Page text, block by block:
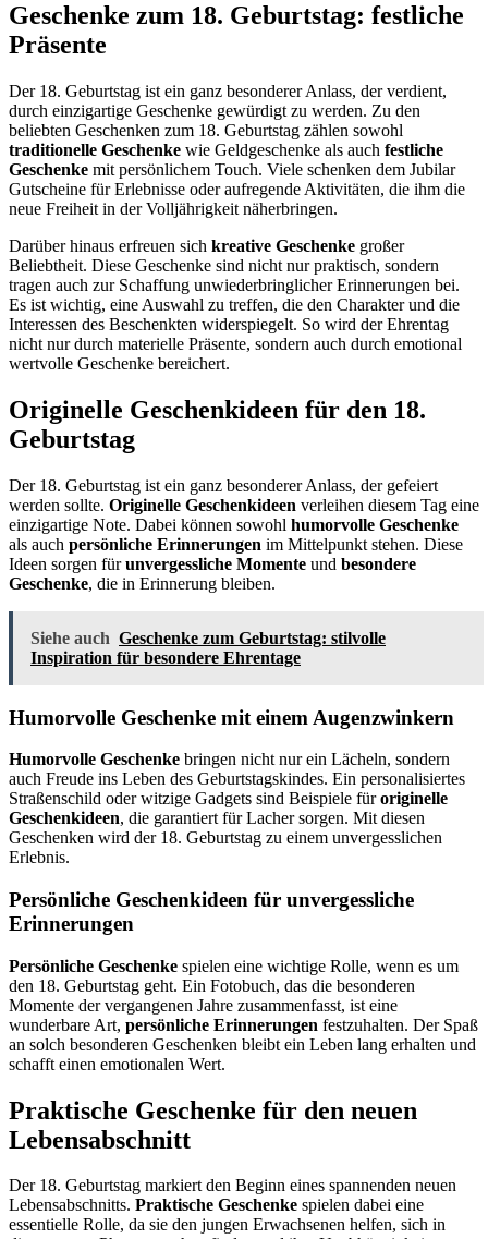
Geschenke zum 18. Geburtstag: festliche
Präsente
Der 18. Geburtstag ist ein ganz besonderer Anlass, der verdient,
durch einzigartige Geschenke gewürdigt zu werden. Zu den
beliebten Geschenken zum 18. Geburtstag zählen sowohl
traditionelle Geschenke wie Geldgeschenke als auch festliche
Geschenke mit persönlichem Touch. Viele schenken dem Jubilar
Gutscheine für Erlebnisse oder aufregende Aktivitäten, die ihm die
neue Freiheit in der Volljährigkeit näherbringen.
Darüber hinaus erfreuen sich kreative Geschenke großer
Beliebtheit. Diese Geschenke sind nicht nur praktisch, sondern
tragen auch zur Schaffung unwiederbringlicher Erinnerungen bei.
Es ist wichtig, eine Auswahl zu treffen, die den Charakter und die
Interessen des Beschenkten widerspiegelt. So wird der Ehrentag
nicht nur durch materielle Präsente, sondern auch durch emotional
wertvolle Geschenke bereichert.
Originelle Geschenkideen für den 18.
Geburtstag
Der 18. Geburtstag ist ein ganz besonderer Anlass, der gefeiert
werden sollte. Originelle Geschenkideen verleihen diesem Tag eine
einzigartige Note. Dabei können sowohl humorvolle Geschenke
als auch persönliche Erinnerungen im Mittelpunkt stehen. Diese
Ideen sorgen fürunvergessliche Momente und besondere
Geschenke, die in Erinnerung bleiben.
Siehe auch Geschenke zum Geburtstag: stilvolle
Inspiration für besondere Ehrentage
Humorvolle Geschenke mit einem Augenzwinkern
Humorvolle Geschenke bringen nicht nur ein Lächeln, sondern
auch Freude ins Leben des Geburtstagskindes. Ein personalisiertes
Straßenschild oder witzige Gadgets sind Beispiele füroriginelle
Geschenkideen, die garantiert für Lacher sorgen. Mit diesen
Geschenken wird der 18. Geburtstag zu einem unvergesslichen
Erlebnis.
Persönliche Geschenkideen für unvergessliche
Erinnerungen
Persönliche Geschenke spielen eine wichtige Rolle, wenn es um
den 18. Geburtstag geht. Ein Fotobuch, das die besonderen
Momente der vergangenen Jahre zusammenfasst, ist eine
wunderbare Art, persönliche Erinnerungen festzuhalten. Der Spaß
an solch besonderen Geschenken bleibt ein Leben lang erhalten und
schafft einen emotionalen Wert.
Praktische Geschenke für den neuen
Lebensabschnitt
Der 18. Geburtstag markiert den Beginn eines spannenden neuen
Lebensabschnitts. Praktische Geschenke spielen dabei eine
essentielle Rolle, da sie den jungen Erwachsenen helfen, sich in